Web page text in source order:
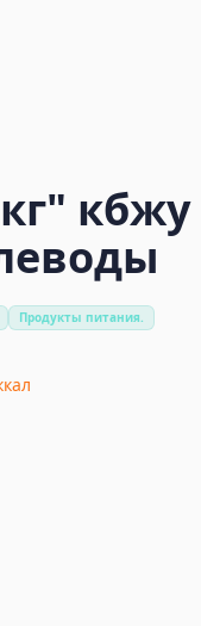
кбжу
Продукты питания.